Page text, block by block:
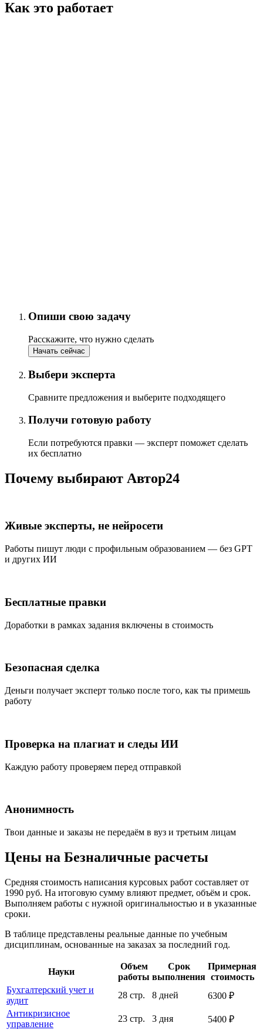
Как это работает
Опиши свою задачу
Расскажите, что нужно сделать
Начать сейчас
Выбери эксперта
Сравните предложения и выберите подходящего
Получи готовую работу
Если потребуются правки — эксперт поможет сделать
их бесплатно
Почему выбирают Автор24
Живые эксперты, не нейросети
Работы пишут люди с профильным образованием — без GPT
и других ИИ
Бесплатные правки
Доработки в рамках задания включены в стоимость
Безопасная сделка
Деньги получает эксперт только после того, как ты примешь
работу
Проверка на плагиат и следы ИИ
Каждую работу проверяем перед отправкой
Анонимность
Твои данные и заказы не передаём в вуз и третьим лицам
Цены на Безналичные расчеты
Средняя стоимость написания курсовых работ составляет от
1990 руб. На итоговую сумму влияют предмет, объём и срок.
Выполняем работы с нужной оригинальностью и в указанные
сроки.
В таблице представлены реальные данные по учебным
дисциплинам, основанные на заказах за последний год.
Науки
Объем
работы
Срок
выполнения
Примерная
стоимость
Бухгалтерский учет и
аудит
28 стр. 8 дней
6300 ₽
Антикризисное
управление
23 стр. 3 дня
5400 ₽